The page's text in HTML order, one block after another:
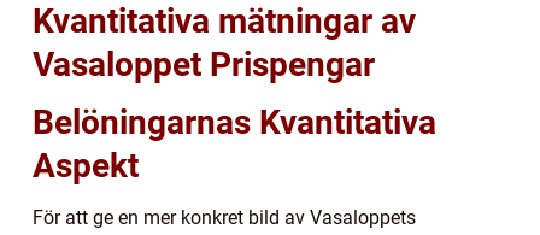
Kvantitativa mätningar av
Vasaloppet Prispengar
Belöningarnas Kvantitativa
Aspekt
För att ge en mer konkret bild av Vasaloppets